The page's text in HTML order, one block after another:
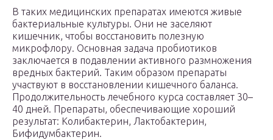
В таких медицинских препаратах имеются живые
бактериальные культуры. Они не заселяют
кишечник, чтобы восстановить полезную
микрофлору. Основная задача пробиотиков
заключается в подавлении активного размножения
вредных бактерий. Таким образом препараты
участвуют в восстановлении кишечного баланса.
Продолжительность лечебного курса составляет 30–
40 дней. Препараты, обеспечивающие хороший
результат: Колибактерин, Лактобактерин,
Бифидумбактерин.